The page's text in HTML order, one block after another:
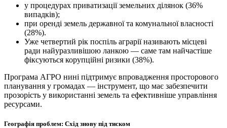
у процедурах приватизації земельних ділянок (36%
випадків);
при оренді земель державної та комунальної власності
(28%).
Уже четвертий рік поспіль аграрії називають місцеві
ради найуразливішою ланкою — саме там найчастіше
фіксуються корупційні ризики (38%).
Програма АГРО нині підтримує впровадження просторового
планування у громадах — інструмент, що має забезпечити
прозорість у використанні земель та ефективніше управління
ресурсами.
Географія проблем: Схід знову під тиском